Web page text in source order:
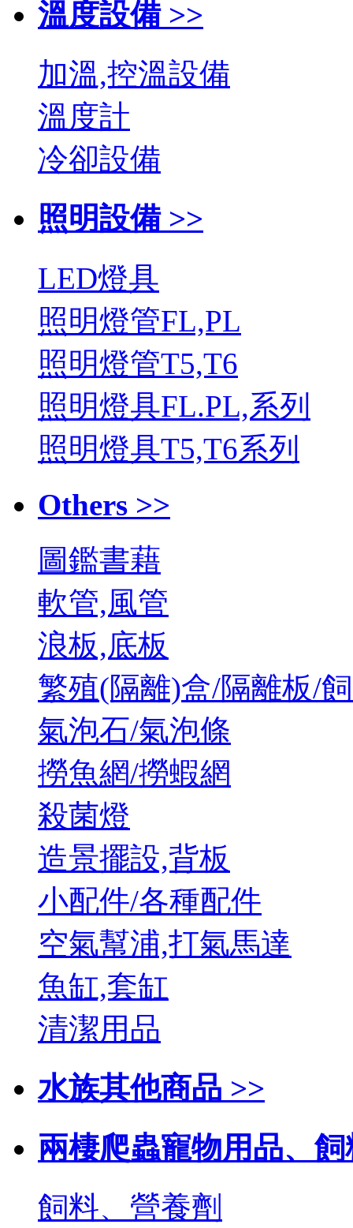
溫度設備 >>
加溫,控溫設備
溫度計
冷卻設備
照明設備 >>
LED燈具
照明燈管FL,PL
照明燈管T5,T6
照明燈具FL.PL,系列
照明燈具T5,T6系列
Others >>
圖鑑書藉
軟管,風管
浪板,底板
繁殖(隔離)盒/隔離板/
氣泡石/氣泡條
撈魚網/撈蝦網
殺菌燈
造景擺設,背板
小配件/各種配件
空氣幫浦,打氣馬達
魚缸,套缸
清潔用品
水族其他商品 >>
兩棲爬蟲寵物用品、飼
飼料、營養劑